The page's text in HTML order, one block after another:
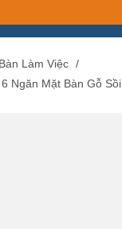
Bàn Làm Việc /
Ngăn Mặt Bàn Gỗ Sồi